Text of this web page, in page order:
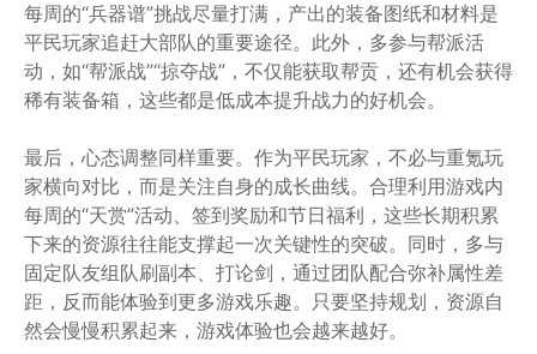
每周的“兵器谱”挑战尽量打满，产出的装备图纸和材料是
平民玩家追赶大部队的重要途径。此外，多参与帮派活
动，如“帮派战”“掠夺战”，不仅能获取帮贡，还有机会获得
稀有装备箱，这些都是低成本提升战力的好机会。
最后，心态调整同样重要。作为平民玩家，不必与重氪玩
家横向对比，而是关注自身的成长曲线。合理利用游戏内
每周的“天赏”活动、签到奖励和节日福利，这些长期积累
下来的资源往往能支撑起一次关键性的突破。同时，多与
固定队友组队刷副本、打论剑，通过团队配合弥补属性差
距，反而能体验到更多游戏乐趣。只要坚持规划，资源自
然会慢慢积累起来，游戏体验也会越来越好。